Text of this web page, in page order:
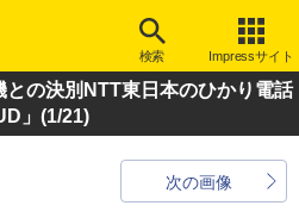
検索 Impressサイト
の決別NTT東日本のひかり電話
」 (1/21)
次の画像